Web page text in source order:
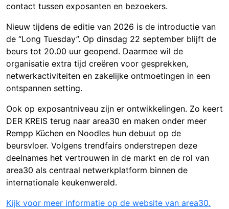
contact tussen exposanten en bezoekers.
Nieuw tijdens de editie van 2026 is de introductie van
de “Long Tuesday”. Op dinsdag 22 september blijft de
beurs tot 20.00 uur geopend. Daarmee wil de
organisatie extra tijd creëren voor gesprekken,
netwerkactiviteiten en zakelijke ontmoetingen in een
ontspannen setting.
Ook op exposantniveau zijn er ontwikkelingen. Zo keert
DER KREIS terug naar area30 en maken onder meer
Rempp Küchen en Noodles hun debuut op de
beursvloer. Volgens trendfairs onderstrepen deze
deelnames het vertrouwen in de markt en de rol van
area30 als centraal netwerkplatform binnen de
internationale keukenwereld.
Kijk voor meer informatie op de website van area30.